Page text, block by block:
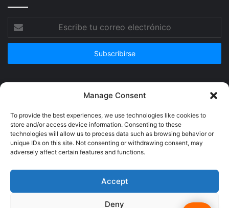
Manage Consent
To provide the best experiences, we use technologies like cookies to
store and/or access device information. Consenting to these
technologies will allow us to process data such as browsing behavior or
unique IDs on this site. Not consenting or withdrawing consent, may
adversely affect certain features and functions.
Accept
Deny
correo
© Copyright 2026, Todos los derechos reservados @Crucerum |